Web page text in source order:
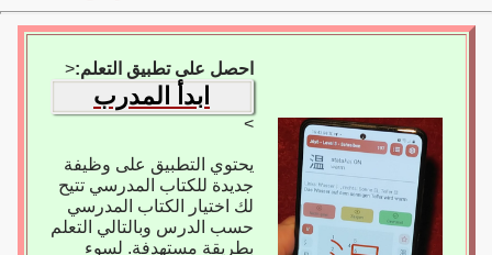
احصل على تطبيق التعلم:<
ابدأ المدرب
>
يحتوي التطبيق على وظيفة
جديدة للكتاب المدرسي تتيح
لك اختيار الكتاب المدرسي
حسب الدرس وبالتالي التعلم
بطريقة مستهدفة. لسوء